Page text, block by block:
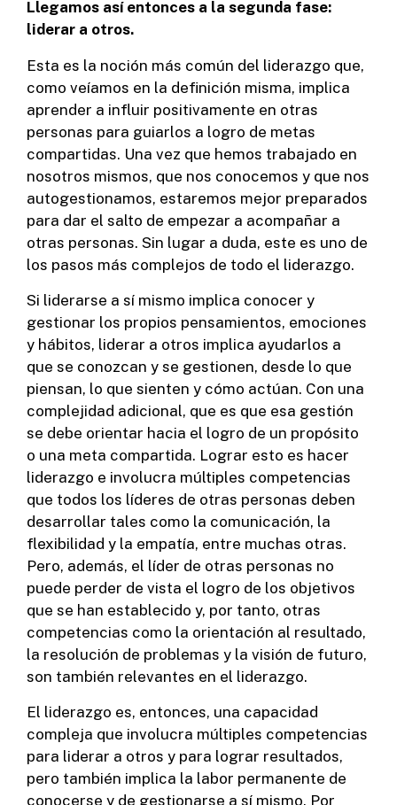
Llegamos así entonces a la segunda fase:
liderar a otros.
Esta es la noción más común del liderazgo que,
como veíamos en la definición misma, implica
aprender a influir positivamente en otras
personas para guiarlos a logro de metas
compartidas. Una vez que hemos trabajado en
nosotros mismos, que nos conocemos y que nos
autogestionamos, estaremos mejor preparados
para dar el salto de empezar a acompañar a
otras personas. Sin lugar a duda, este es uno de
los pasos más complejos de todo el liderazgo.
Si liderarse a sí mismo implica conocer y
gestionar los propios pensamientos, emociones
y hábitos, liderar a otros implica ayudarlos a
que se conozcan y se gestionen, desde lo que
piensan, lo que sienten y cómo actúan. Con una
complejidad adicional, que es que esa gestión
se debe orientar hacia el logro de un propósito
o una meta compartida. Lograr esto es hacer
liderazgo e involucra múltiples competencias
que todos los líderes de otras personas deben
desarrollar tales como la comunicación, la
flexibilidad y la empatía, entre muchas otras.
Pero, además, el líder de otras personas no
puede perder de vista el logro de los objetivos
que se han establecido y, por tanto, otras
competencias como la orientación al resultado,
la resolución de problemas y la visión de futuro,
son también relevantes en el liderazgo.
El liderazgo es, entonces, una capacidad
compleja que involucra múltiples competencias
para liderar a otros y para lograr resultados,
pero también implica la labor permanente de
conocerse y de gestionarse a sí mismo. Por